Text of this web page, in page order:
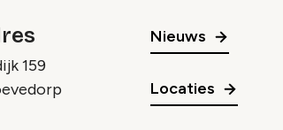
159
Nieuws
Locaties